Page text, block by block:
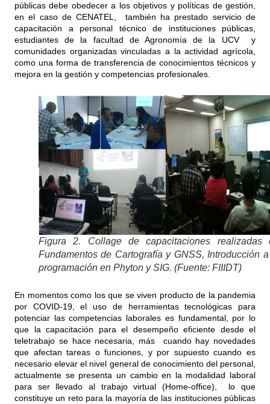
públicas debe obedecer a los objetivos y políticas de gestión,
en el caso de CENATEL, también ha prestado servicio de
capacitación a personal técnico de instituciones públicas,
estudiantes de la facultad de Agronomía de la UCV y
comunidades organizadas vinculadas a la actividad agrícola,
como una forma de transferencia de conocimientos técnicos y
mejora en la gestión y competencias profesionales.
Figura 2. Collage de capacitaciones realizadas
Fundamentos de Cartografía y GNSS, Introducción
programación en Phyton y SIG. (Fuente: FIIIDT)
En momentos como los que se viven producto de la pandemia
por COVID-19, el uso de herramientas tecnológicas para
potenciar las competencias laborales es fundamental, por lo
que la capacitación para el desempeño eficiente desde el
teletrabajo se hace necesaria, más cuando hay novedades
que afectan tareas o funciones, y por supuesto cuando es
necesario elevar el nivel general de conocimiento del personal,
actualmente se presenta un cambio en la modalidad laboral
para ser llevado al trabajo virtual (Home-office), lo que
constituye un reto para la mayoría de las instituciones públicas